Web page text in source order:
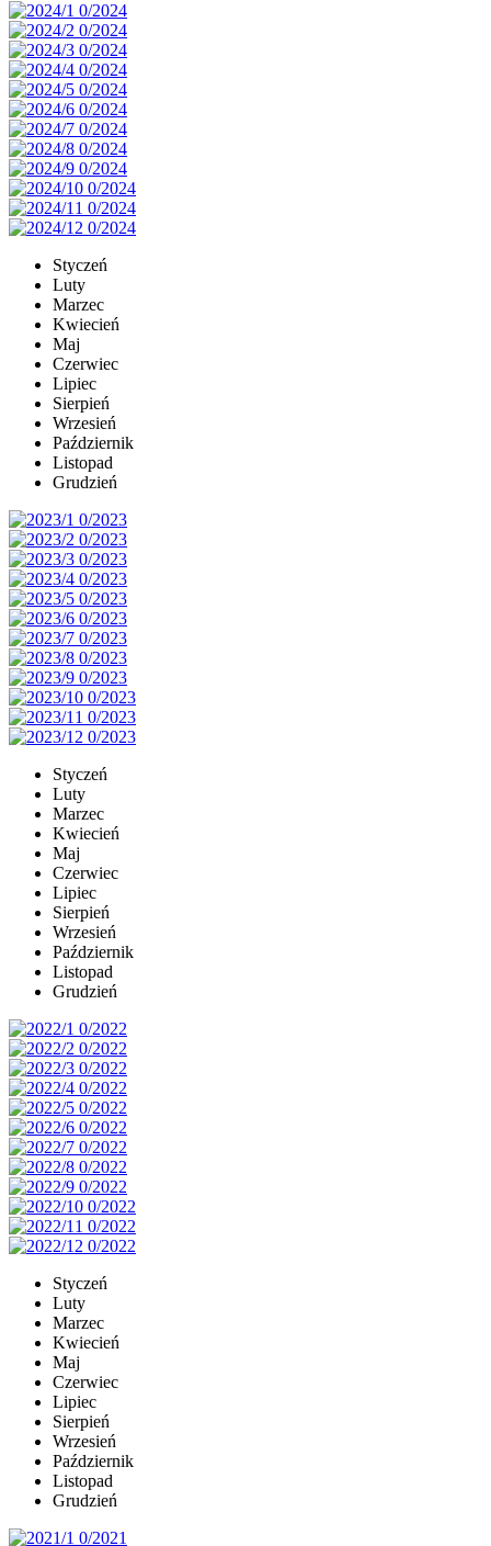
Styczeń
Luty
Marzec
Kwiecień
Maj
Czerwiec
Lipiec
Sierpień
Wrzesień
Październik
Listopad
Grudzień
Styczeń
Luty
Marzec
Kwiecień
Maj
Czerwiec
Lipiec
Sierpień
Wrzesień
Październik
Listopad
Grudzień
Styczeń
Luty
Marzec
Kwiecień
Maj
Czerwiec
Lipiec
Sierpień
Wrzesień
Październik
Listopad
Grudzień